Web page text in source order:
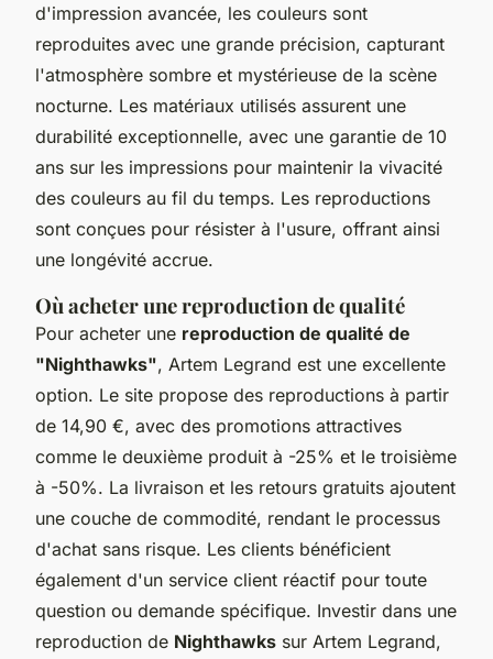
d'impression avancée, les couleurs sont
reproduites avec une grande précision, capturant
l'atmosphère sombre et mystérieuse de la scène
nocturne. Les matériaux utilisés assurent une
durabilité exceptionnelle, avec une garantie de 10
ans sur les impressions pour maintenir la vivacité
des couleurs au fil du temps. Les reproductions
sont conçues pour résister à l'usure, offrant ainsi
une longévité accrue.
Où acheter une reproduction de qualité
Pour acheter une reproduction de qualité de
"Nighthawks", Artem Legrand est une excellente
option. Le site propose des reproductions à partir
de 14,90 €, avec des promotions attractives
comme le deuxième produit à -25% et le troisième
à -50%. La livraison et les retours gratuits ajoutent
une couche de commodité, rendant le processus
d'achat sans risque. Les clients bénéficient
également d'un service client réactif pour toute
question ou demande spécifique. Investir dans une
reproduction de Nighthawks sur Artem Legrand,